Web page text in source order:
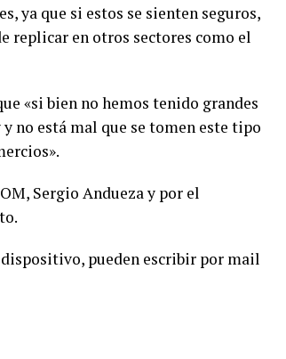
ya que si estos se sienten seguros,
replicar en otros sectores como el
«si bien no hemos tenido grandes
no está mal que se tomen este tipo
Sergio Andueza y por el
pueden escribir por mail